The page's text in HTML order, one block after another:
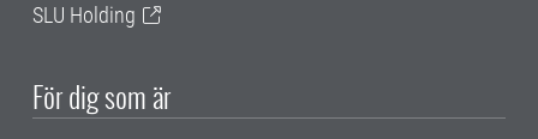
SLU Holding
För dig som är